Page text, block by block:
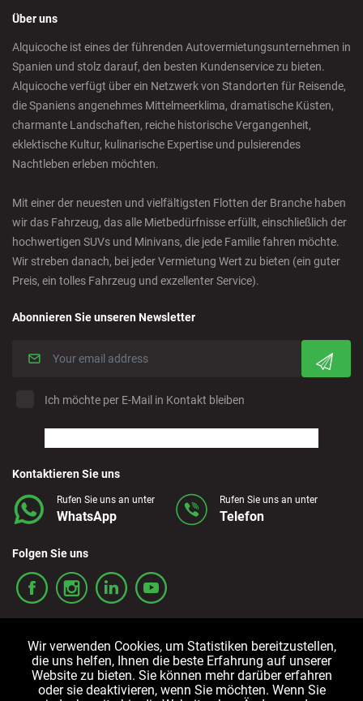
Über uns
Alquicoche ist eines der führenden Autovermietungsunternehmen in
Spanien und stolz darauf, den besten Kundenservice zu bieten.
Alquicoche verfügt über ein Netzwerk von Standorten für Reisende,
die Spaniens angenehmes Mittelmeerklima, dramatische Küsten,
charmante Landschaften, reiche historische Vergangenheit,
eklektische Kultur, kulinarische Expertise und pulsierendes
Nachtleben erleben möchten.
Mit einer der neuesten und vielfältigsten Flotten der Branche haben
wir das Fahrzeug, das alle Mietbedürfnisse erfüllt, einschließlich der
hochwertigen SUVs und Minivans, die jede Familie fahren möchte.
Wir streben danach, bei jeder Vermietung Wert zu bieten (ein guter
Preis, ein tolles Fahrzeug und exzellenter Service).
Abonnieren Sie unseren Newsletter
Ich möchte per E-Mail in Kontakt bleiben
Kontaktieren Sie uns
Rufen Sie uns an unter
WhatsApp
Rufen Sie uns an unter
Telefon
Folgen Sie uns
Allgemeine
Datenschutzrichtlinien
Cookie-
Wir verwenden Cookies, um Statistiken bereitzustellen,
die uns helfen, Ihnen die beste Erfahrung auf unserer
Website zu bieten. Sie können mehr darüber erfahren
oder sie deaktivieren, wenn Sie möchten. Wenn Sie